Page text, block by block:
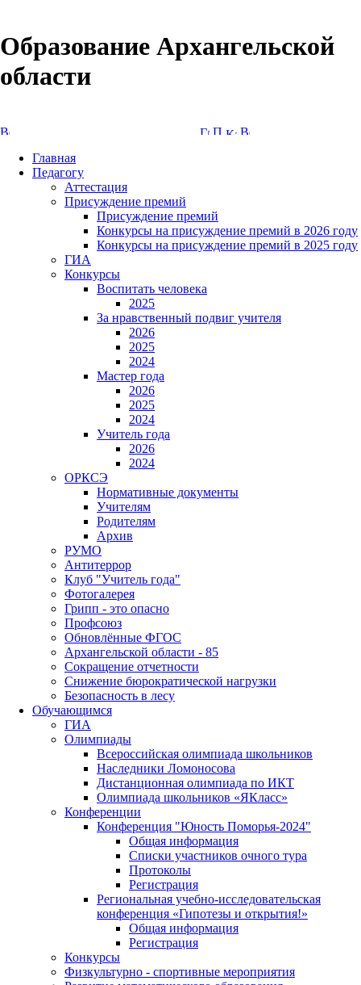
Образование Архангельской
области
Главная
Педагогу
Аттестация
Присуждение премий
Присуждение премий
Конкурсы на присуждение премий в 2026 году
Конкурсы на присуждение премий в 2025 году
ГИА
Конкурсы
Воспитать человека
2025
За нравственный подвиг учителя
2026
2025
2024
Мастер года
2026
2025
2024
Учитель года
2026
2024
ОРКСЭ
Нормативные документы
Учителям
Родителям
Архив
РУМО
Антитеррор
Клуб "Учитель года"
Фотогалерея
Грипп - это опасно
Профсоюз
Обновлённые ФГОС
Архангельской области - 85
Сокращение отчетности
Снижение бюрократической нагрузки
Безопасность в лесу
Обучающимся
ГИА
Олимпиады
Всероссийская олимпиада школьников
Наследники Ломоносова
Дистанционная олимпиада по ИКТ
Олимпиада школьников «ЯКласс»
Конференции
Конференция "Юность Поморья-2024"
Общая информация
Списки участников очного тура
Протоколы
Регистрация
Региональная учебно-исследовательская
конференция «Гипотезы и открытия!»
Общая информация
Регистрация
Конкурсы
Физкультурно - спортивные мероприятия